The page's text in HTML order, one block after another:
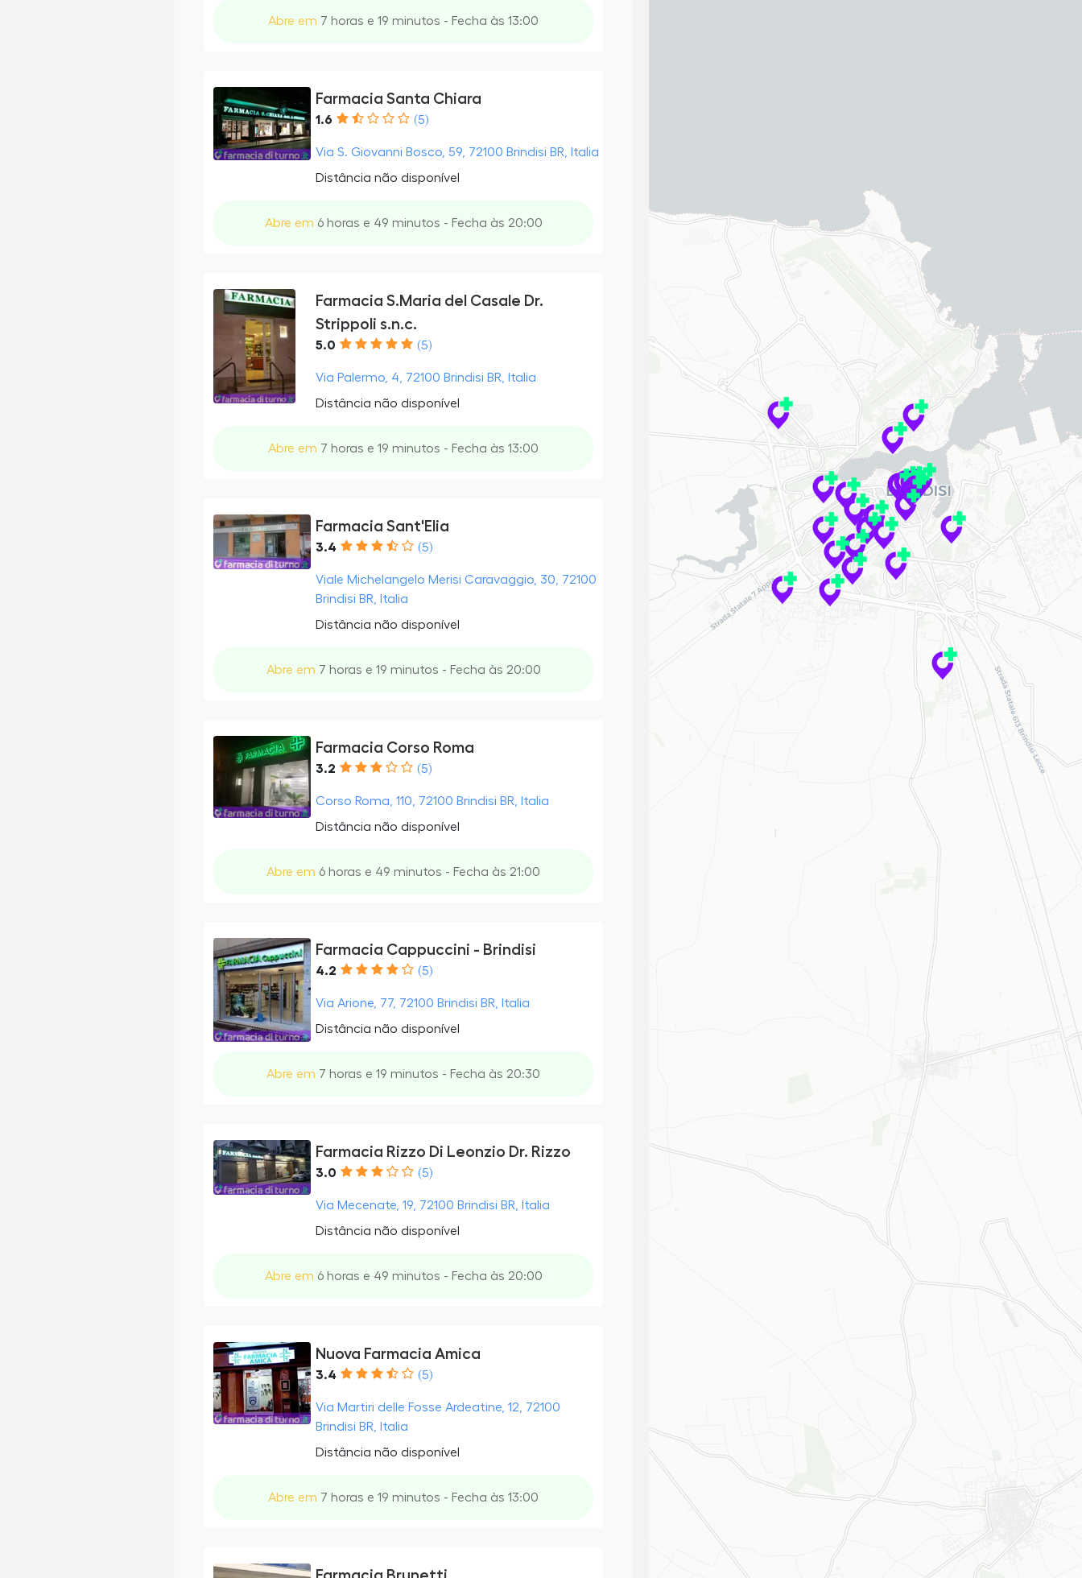
Abre em 7 horas e 19 minutos - Fecha às 13:00
Farmacia Santa Chiara
1.6 (5)
Via S. Giovanni Bosco, 59, 72100 Brindisi BR, Italia
Distância não disponível
Abre em 6 horas e 49 minutos - Fecha às 20:00
Farmacia S.Maria del Casale Dr.
Strippoli s.n.c.
5.0 (5)
Via Palermo, 4, 72100 Brindisi BR, Italia
Distância não disponível
Abre em 7 horas e 19 minutos - Fecha às 13:00
Farmacia Sant'Elia
3.4 (5)
Viale Michelangelo Merisi Caravaggio, 30, 72100
Brindisi BR, Italia
Distância não disponível
Abre em 7 horas e 19 minutos - Fecha às 20:00
Farmacia Corso Roma
3.2 (5)
Corso Roma, 110, 72100 Brindisi BR, Italia
Distância não disponível
Abre em 6 horas e 49 minutos - Fecha às 21:00
Farmacia Cappuccini - Brindisi
4.2 (5)
Via Arione, 77, 72100 Brindisi BR, Italia
Distância não disponível
Abre em 7 horas e 19 minutos - Fecha às 20:30
Farmacia Rizzo Di Leonzio Dr. Rizzo
3.0 (5)
Via Mecenate, 19, 72100 Brindisi BR, Italia
Distância não disponível
Abre em 6 horas e 49 minutos - Fecha às 20:00
Nuova Farmacia Amica
3.4 (5)
Via Martiri delle Fosse Ardeatine, 12, 72100
Brindisi BR, Italia
Distância não disponível
Abre em 7 horas e 19 minutos - Fecha às 13:00